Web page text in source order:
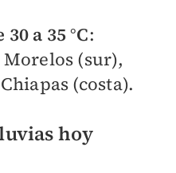
a 35 °C:
(sur),
(costa).
hoy